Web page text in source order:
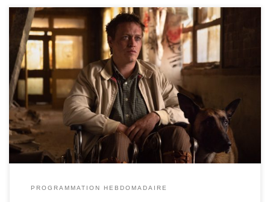
réalisé par Luc Besson - avec Caleb Landry Jones, Jojo T. Gibbs,
Christopher Denham durée : 1h54’ L’incroyable histoire d’un
enfant, meurtri par la vie, qui trouvera son salut grâce à l’amour
que lui portent ses chiens. Ven 13/10 - 20:30 Mar 17/10 - 20:30
Festival du Film Arabe de […]
PROGRAMMATION HEBDOMADAIRE